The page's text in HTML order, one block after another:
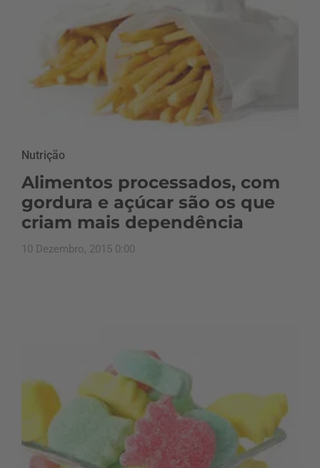
Nutrição
Alimentos processados, com
gordura e açúcar são os que
criam mais dependência
10 Dezembro, 2015 0:00